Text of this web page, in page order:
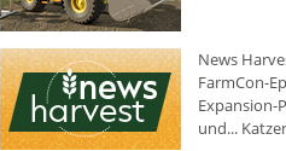
News
FarmCon-
Expansion-
und...